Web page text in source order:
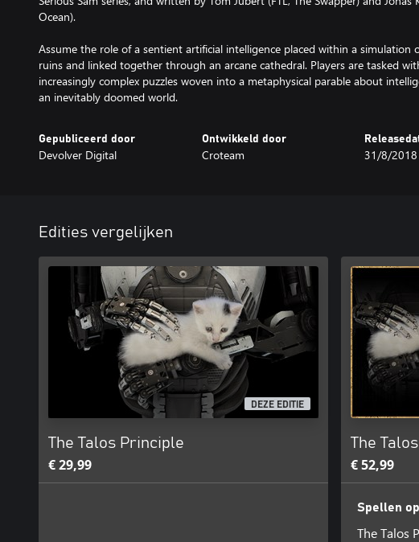
Ocean).
Assume the role of a sentient artificial intelligence placed within a simulation
ruins and linked together through an arcane cathedral. Players are tasked
increasingly complex puzzles woven into a metaphysical parable about
an inevitably doomed world.
Gepubliceerd door
Devolver Digital
Ontwikkeld door
Croteam 31/8/2018
Edities vergelijken
DEZE EDITIE
The Talos Principle
€ 29,99
The
€ 52,99
Spellen
The Talos